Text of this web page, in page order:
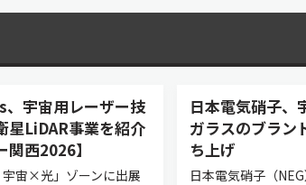
宇宙用レーザー技
星LiDAR事業を紹介
関西2026】
宙×光」ゾーンに出展
日本電気硝子、
ガラスのブラ
ち上げ
日本電気硝子（